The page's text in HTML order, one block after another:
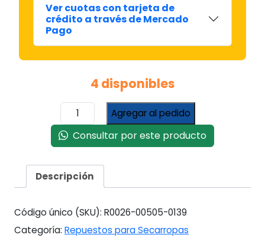
Ver cuotas con tarjeta de
crédito a través de Mercado
Pago
4 disponibles
Tensor
Koh-
i-
noor
#35010
cantidad
Agregar al pedido
Consultar por este producto
Descripción
Código único (SKU): R0026-00505-0139
Categoría: Repuestos para Secarropas